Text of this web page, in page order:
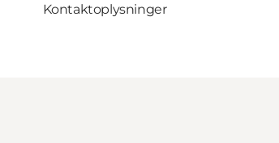
Kontaktoplysninger